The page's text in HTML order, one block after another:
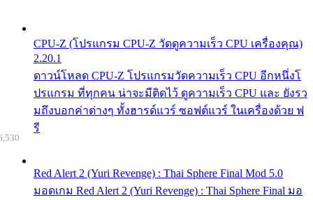
CPU-Z (โปรแกรม CPU-Z วัดดูความเร็ว CPU เครื่องคุณ)
2.20.1
ดาวน์โหลด CPU-Z โปรแกรมวัดความเร็ว CPU อีกหนึ่งโ
ปรแกรม ที่ทุกคน น่าจะมีติดไว้ ดูความเร็ว CPU และ ยังรว
มถึงบอกค่าต่างๆ ทั้งฮารด์แวร์ ซอฟต์แวร์ ในเครื่องด้วย ฟ
รี
Red Alert 2 (Yuri Revenge) : Thai Sphere Final Mod 5.0
มอดเกม Red Alert 2 (Yuri Revenge) : Thai Sphere Final มอ